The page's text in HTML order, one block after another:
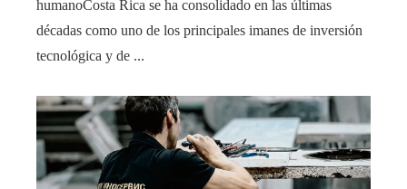
humanoCosta Rica se ha consolidado en las últimas
décadas como uno de los principales imanes de inversión
tecnológica y de ...